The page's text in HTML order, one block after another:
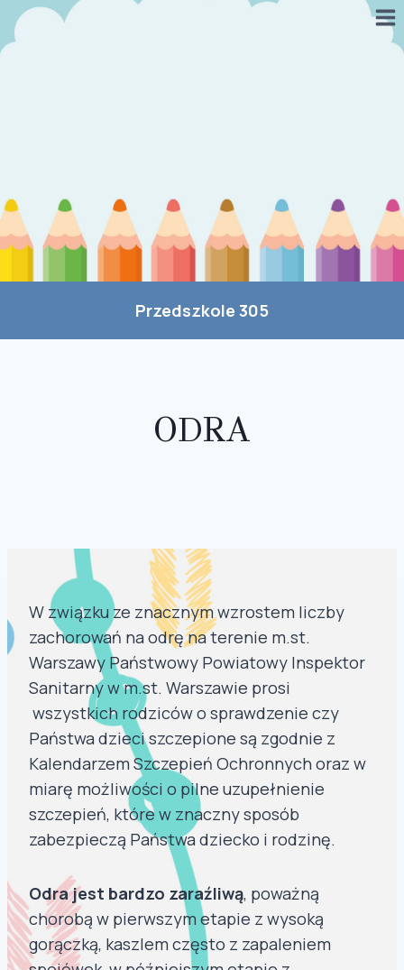
Przejdź
do
Przedszkole 305
ODRA
W związku ze znacznym wzrostem liczby
zachorowań na odrę na terenie m.st.
Warszawy Państwowy Powiatowy Inspektor
Sanitarny w m.st. Warszawie prosi
wszystkich rodziców o sprawdzenie czy
Państwa dzieci szczepione są zgodnie z
Kalendarzem Szczepień Ochronnych oraz w
miarę możliwości o pilne uzupełnienie
szczepień, które w znaczny sposób
zabezpieczą Państwa dziecko i rodzinę.
Odra jest bardzo zaraźliwą, poważną
chorobą w pierwszym etapie z wysoką
gorączką, kaszlem często z zapaleniem